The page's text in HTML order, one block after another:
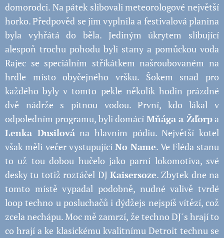
domorodci. Na pátek slibovali meteorologové největší
horko. Předpověd se jim vyplnila a festivalová planina
byla vyhřátá do běla. Jediným úkrytem slibující
alespoň trochu pohodu byli stany a pomůckou voda
Rajec se speciálním stříkátkem našroubovaném na
hrdle místo obyčejného vršku. Šokem snad pro
každého byly v tomto pekle několik hodin prázdné
dvě nádrže s pitnou vodou. První, kdo lákal v
odpoledním programu, byli domácí Mňága a Žďorpa
Lenka Dusilována hlavním pódiu. Největší kotel
však měli večer vystupující No Name. Ve Fléda stanu
to už tou dobou hučelo jako parní lokomotiva, své
desky tu totiž roztáčel DJ Kaisersoze. Zbytek dne na
tomto místě vypadal podobně, nudné valivě tvrdé
loop techno u posluchačů i dýdžejs nejspíš vítězí, což
zcela nechápu. Moc mě zamrzí, že techno DJ´s hrají to
co hrají a ke klasickému kvalitnímu Detroit technu se